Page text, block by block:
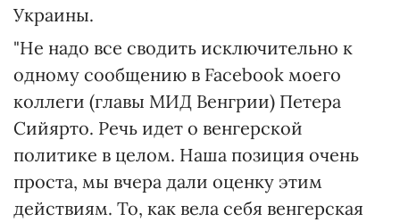
Украины.
"Не надо все сводить исключительно к
одному сообщению в Facebook моего
коллеги (главы МИД Венгрии) Петера
Сийярто. Речь идет о венгерской
политике в целом. Наша позиция очень
проста, мы вчера дали оценку этим
действиям. То, как вела себя венгерская